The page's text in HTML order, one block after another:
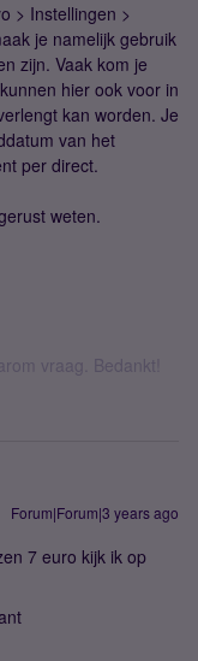
> Instellingen >
je namelijk gebruik
zijn. Vaak kom je
hier ook voor in
kan worden. Je
van het
per direct.
weten.
vraag. Bedankt!
Forum|Forum|3 years ago
7 euro kijk ik op